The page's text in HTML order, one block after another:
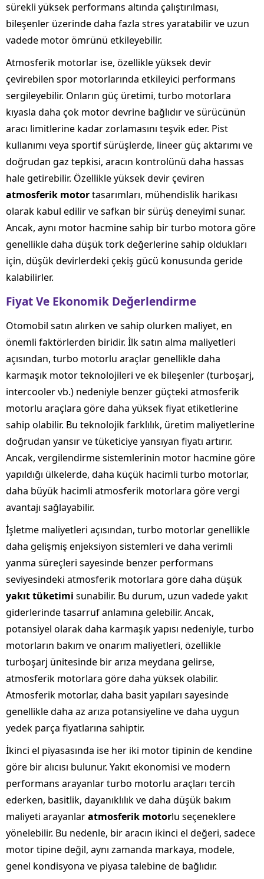
sürekli yüksek performans altında çalıştırılması,
bileşenler üzerinde daha fazla stres yaratabilir ve uzun
vadede motor ömrünü etkileyebilir.
Atmosferik motorlar ise, özellikle yüksek devir
çevirebilen spor motorlarında etkileyici performans
sergileyebilir. Onların güç üretimi, turbo motorlara
kıyasla daha çok motor devrine bağlıdır ve sürücünün
aracı limitlerine kadar zorlamasını teşvik eder. Pist
kullanımı veya sportif sürüşlerde, lineer güç aktarımı ve
doğrudan gaz tepkisi, aracın kontrolünü daha hassas
hale getirebilir. Özellikle yüksek devir çeviren
atmosferik motortasarımları, mühendislik harikası
olarak kabul edilir ve safkan bir sürüş deneyimi sunar.
Ancak, aynı motor hacmine sahip bir turbo motora göre
genellikle daha düşük tork değerlerine sahip oldukları
için, düşük devirlerdeki çekiş gücü konusunda geride
kalabilirler.
Fiyat Ve Ekonomik Değerlendirme
Otomobil satın alırken ve sahip olurken maliyet, en
önemli faktörlerden biridir. İlk satın alma maliyetleri
açısından, turbo motorlu araçlar genellikle daha
karmaşık motor teknolojileri ve ek bileşenler (turboşarj,
intercooler vb.) nedeniyle benzer güçteki atmosferik
motorlu araçlara göre daha yüksek fiyat etiketlerine
sahip olabilir. Bu teknolojik farklılık, üretim maliyetlerine
doğrudan yansır ve tüketiciye yansıyan fiyatı artırır.
Ancak, vergilendirme sistemlerinin motor hacmine göre
yapıldığı ülkelerde, daha küçük hacimli turbo motorlar,
daha büyük hacimli atmosferik motorlara göre vergi
avantajı sağlayabilir.
İşletme maliyetleri açısından, turbo motorlar genellikle
daha gelişmiş enjeksiyon sistemleri ve daha verimli
yanma süreçleri sayesinde benzer performans
seviyesindeki atmosferik motorlara göre daha düşük
yakıt tüketimi sunabilir. Bu durum, uzun vadede yakıt
giderlerinde tasarruf anlamına gelebilir. Ancak,
potansiyel olarak daha karmaşık yapısı nedeniyle, turbo
motorların bakım ve onarım maliyetleri, özellikle
turboşarj ünitesinde bir arıza meydana gelirse,
atmosferik motorlara göre daha yüksek olabilir.
Atmosferik motorlar, daha basit yapıları sayesinde
genellikle daha az arıza potansiyeline ve daha uygun
yedek parça fiyatlarına sahiptir.
İkinci el piyasasında ise her iki motor tipinin de kendine
göre bir alıcısı bulunur. Yakıt ekonomisi ve modern
performans arayanlar turbo motorlu araçları tercih
ederken, basitlik, dayanıklılık ve daha düşük bakım
maliyeti arayanlaratmosferik motorlu seçeneklere
yönelebilir. Bu nedenle, bir aracın ikinci el değeri, sadece
motor tipine değil, aynı zamanda markaya, modele,
genel kondisyona ve piyasa talebine de bağlıdır.